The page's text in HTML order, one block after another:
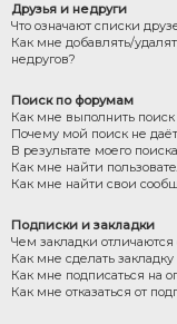
Друзья и недруги
Что означают списки
Как мне добавлять/
недругов?
Поиск по форумам
Как мне выполнить
Почему мой поиск не даёт
В результате моего
Как мне найти
Как мне найти свои
Подписки и закладки
Чем закладки отличаются
Как мне сделать
Как мне подписаться на
Как мне отказаться от